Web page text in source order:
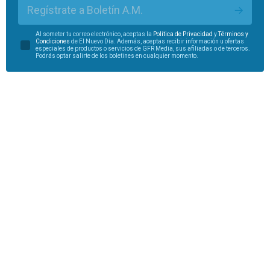
Regístrate a Boletín A.M.
Al someter tu correo electrónico, aceptas la Política de Privacidad yTérminos y
Condiciones de El Nuevo Día. Además, aceptas recibir información u ofertas
especiales de productos o servicios de GFR Media, sus afiliadas o de terceros.
Podrás optar salirte de los boletines en cualquier momento.